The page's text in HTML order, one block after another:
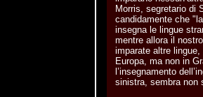
Morris, segretario di
candidamente che
insegna le lingue
mentre allora il
imparate altre
Europa, ma non in
l’insegnamento
sinistra, sembra non